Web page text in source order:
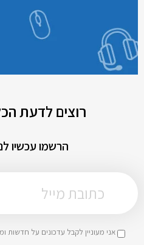
רוצים לדעת
הרשמו עכשיו
אני מעוניין לקבל עדכונים על